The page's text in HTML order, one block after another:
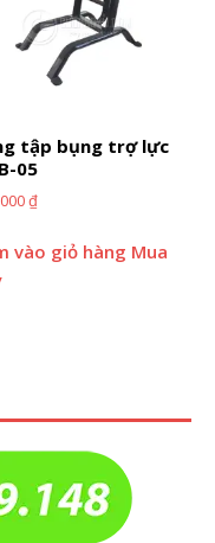
tập bụng trợ lực
05
₫
vào giỏ hàng Mua